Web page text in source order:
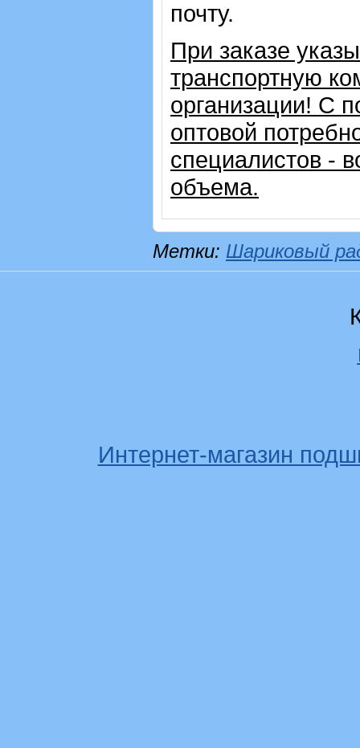
почту.
При заказе
транспортную
организации! С
оптовой
специалистов -
объема.
Метки: Шариковый
Интернет-магазин